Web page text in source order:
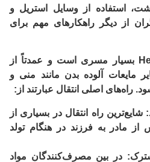
استفاده از وسایل استریل و
از دیگر راهکارهای مهم برای
ویروس Hepatitis B (HBV) بسیار مسری است و عمدتاً از
مایعات آلوده بدن مانند منی و
راه‌های اصلی انتقال عبارتند از:
شایع‌ترین راه انتقال در بسیاری از
از مادر به فرزند در هنگام تولد
در بین مصرف‌کنندگان مواد